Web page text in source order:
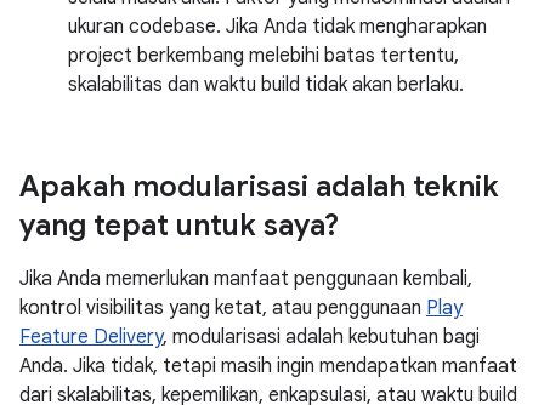
ukuran codebase. Jika Anda tidak mengharapkan
project berkembang melebihi batas tertentu,
skalabilitas dan waktu build tidak akan berlaku.
Apakah modularisasi adalah teknik
yang tepat untuk saya?
Jika Anda memerlukan manfaat penggunaan kembali,
kontrol visibilitas yang ketat, atau penggunaan Play
Feature Delivery, modularisasi adalah kebutuhan bagi
Anda. Jika tidak, tetapi masih ingin mendapatkan manfaat
dari skalabilitas, kepemilikan, enkapsulasi, atau waktu build